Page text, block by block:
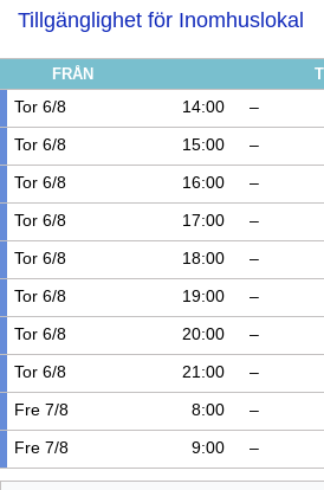
Tillgänglighet för Inomhuslokal
FRÅN
Tor 6/8 14:00 –
Tor 6/8
15:00 –
Tor 6/8
16:00 –
Tor 6/8
17:00 –
Tor 6/8
18:00 –
Tor 6/8
19:00 –
Tor 6/8
20:00 –
Tor 6/8
21:00 –
Fre 7/8
8:00 –
Fre 7/8
9:00 –